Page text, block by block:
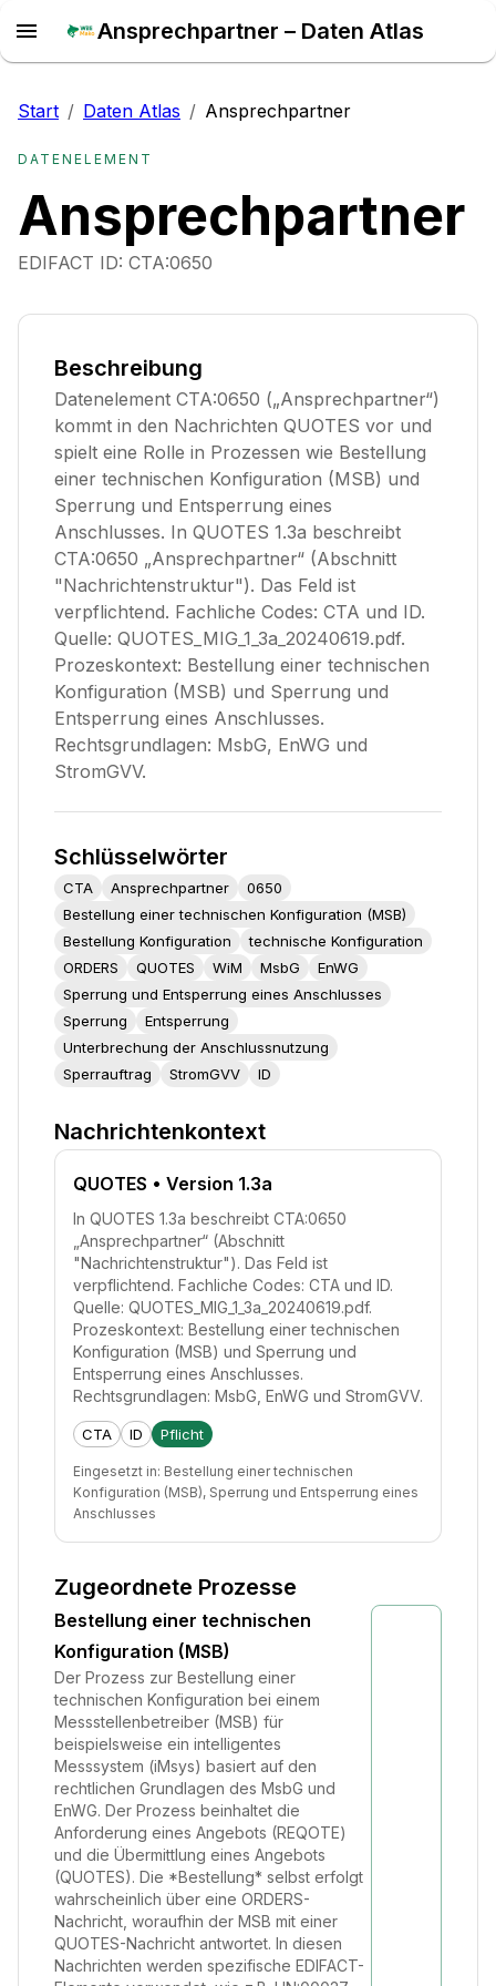
Ansprechpartner – Daten Atlas
Start / Daten Atlas / Ansprechpartner
DATENELEMENT
Ansprechpartner
EDIFACT ID: CTA:0650
Beschreibung
Datenelement CTA:0650 („Ansprechpartner“)
kommt in den Nachrichten QUOTES vor und
spielt eine Rolle in Prozessen wie Bestellung
einer technischen Konfiguration (MSB) und
Sperrung und Entsperrung eines
Anschlusses. In QUOTES 1.3a beschreibt
CTA:0650 „Ansprechpartner“ (Abschnitt
"Nachrichtenstruktur"). Das Feld ist
verpflichtend. Fachliche Codes: CTA und ID.
Quelle: QUOTES_MIG_1_3a_20240619.pdf.
Prozeskontext: Bestellung einer technischen
Konfiguration (MSB) und Sperrung und
Entsperrung eines Anschlusses.
Rechtsgrundlagen: MsbG, EnWG und
StromGVV.
Schlüsselwörter
CTA Ansprechpartner
0650
Bestellung einer technischen Konfiguration (MSB)
Bestellung Konfiguration
technische Konfiguration
ORDERS
QUOTES WiM MsbG
EnWG
Sperrung und Entsperrung eines Anschlusses
Sperrung
Entsperrung
Unterbrechung der Anschlussnutzung
Sperrauftrag
StromGVV ID
Nachrichtenkontext
QUOTES • Version 1.3a
In QUOTES 1.3a beschreibt CTA:0650
„Ansprechpartner“ (Abschnitt
"Nachrichtenstruktur"). Das Feld ist
verpflichtend. Fachliche Codes: CTA und ID.
Quelle: QUOTES_MIG_1_3a_20240619.pdf.
Prozeskontext: Bestellung einer technischen
Konfiguration (MSB) und Sperrung und
Entsperrung eines Anschlusses.
Rechtsgrundlagen: MsbG, EnWG und StromGVV.
CTA ID Pflicht
Eingesetzt in: Bestellung einer technischen
Konfiguration (MSB), Sperrung und Entsperrung eines
Anschlusses
Zugeordnete Prozesse
Bestellung einer technischen
Konfiguration (MSB)
Der Prozess zur Bestellung einer
technischen Konfiguration bei einem
Messstellenbetreiber (MSB) für
beispielsweise ein intelligentes
Messsystem (iMsys) basiert auf den
rechtlichen Grundlagen des MsbG und
EnWG. Der Prozess beinhaltet die
Anforderung eines Angebots (REQOTE)
und die Übermittlung eines Angebots
(QUOTES). Die *Bestellung* selbst erfolgt
wahrscheinlich über eine ORDERS-
Nachricht, woraufhin der MSB mit einer
QUOTES-Nachricht antwortet. In diesen
Nachrichten werden spezifische EDIFACT-